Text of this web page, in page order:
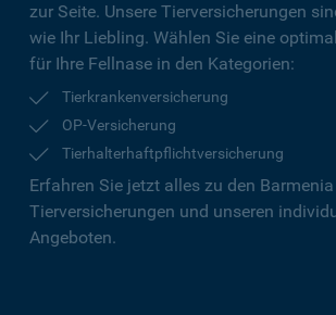
zur Seite. Unsere Tierversicherungen
wie Ihr Liebling. Wählen Sie eine
für Ihre Fellnase in den Kategorien:
Tierkrankenversicherung
OP-Versicherung
Tierhalterhaftpflichtversicherung
Erfahren Sie jetzt alles zu den Barmenia
Tierversicherungen und unseren
Angeboten.